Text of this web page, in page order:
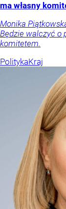
ma własny
Monika
Będzie walczyć o
komitetem.
PolitykaKraj